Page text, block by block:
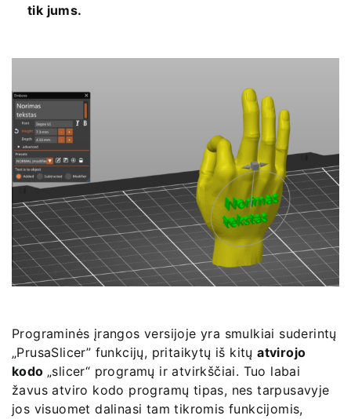
tik jums.
Programinės įrangos versijoje yra smulkiai suderintų
„PrusaSlicer” funkcijų, pritaikytų iš kitųatvirojo
kodo „slicer“ programų ir atvirkščiai. Tuo labai
žavus atviro kodo programų tipas, nes tarpusavyje
jos visuomet dalinasi tam tikromis funkcijomis,